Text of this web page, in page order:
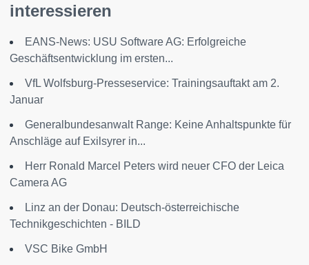
interessieren
EANS-News: USU Software AG: Erfolgreiche
Geschäftsentwicklung im ersten...
VfL Wolfsburg-Presseservice: Trainingsauftakt am 2.
Januar
Generalbundesanwalt Range: Keine Anhaltspunkte für
Anschläge auf Exilsyrer in...
Herr Ronald Marcel Peters wird neuer CFO der Leica
Camera AG
Linz an der Donau: Deutsch-österreichische
Technikgeschichten - BILD
VSC Bike GmbH